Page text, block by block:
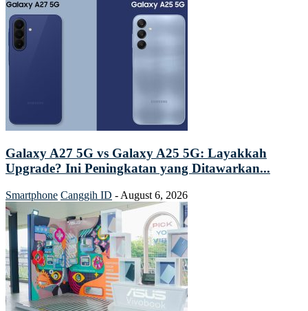
Galaxy A27 5G vs Galaxy A25 5G: Layakkah
Upgrade? Ini Peningkatan yang Ditawarkan...
Smartphone Canggih ID - August 6, 2026